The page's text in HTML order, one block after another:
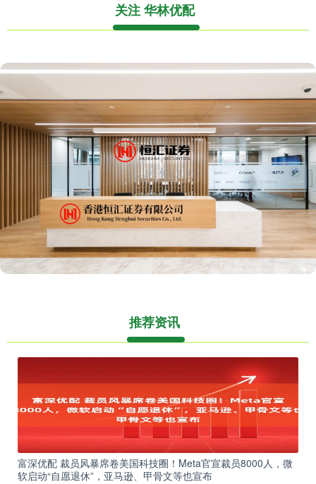
关注 华林优配
推荐资讯
富深优配 裁员风暴席卷美国科技圈！Meta官宣裁员8000人，微
软启动“自愿退休”，亚马逊、甲骨文等也宣布